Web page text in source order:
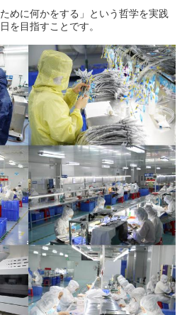
めに何かをする」という哲学を実践
を目指すことです。